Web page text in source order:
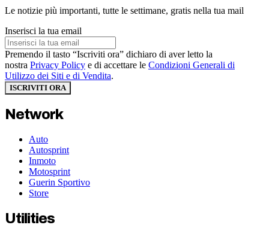
Le notizie più importanti, tutte le settimane, gratis nella tua mail
Inserisci la tua email
Premendo il tasto “Iscriviti ora” dichiaro di aver letto la
nostra Privacy Policy e di accettare le Condizioni Generali di
Utilizzo dei Siti e di Vendita.
ISCRIVITI ORA
Network
Auto
Autosprint
Inmoto
Motosprint
Guerin Sportivo
Store
Utilities